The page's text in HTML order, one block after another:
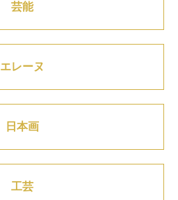
芸能
エレーヌ
日本画
工芸